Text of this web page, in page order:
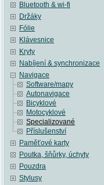
Bluetooth & wi-fi
Držáky
Fólie
Klávesnice
Kryty
Nabíjení & synchronizace
Navigace
Software/mapy
Autonavigace
Bicyklové
Motocyklové
Specializované
Příslušenství
Paměťové karty
Poutka, šňůrky, úchyty
Pouzdra
Stylusy